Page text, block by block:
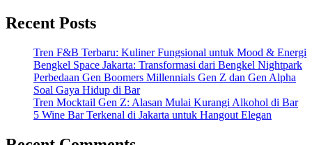
Recent Posts
Tren F&B Terbaru: Kuliner Fungsional untuk Mood & Energi
Bengkel Space Jakarta: Transformasi dari Bengkel Nightpark
Perbedaan Gen Boomers Millennials Gen Z dan Gen Alpha
Soal Gaya Hidup di Bar
Tren Mocktail Gen Z: Alasan Mulai Kurangi Alkohol di Bar
5 Wine Bar Terkenal di Jakarta untuk Hangout Elegan